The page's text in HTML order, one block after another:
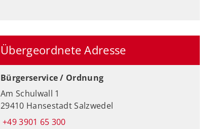
Übergeordnete Adresse
Bürgerservice / Ordnung
Am Schulwall 1
29410 Hansestadt Salzwedel
+49 3901 65 300